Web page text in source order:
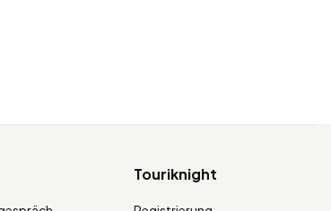
Touriknight